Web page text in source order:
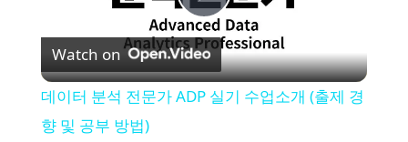
P
l
Watch on
데이터 분석 전문가 ADP 실기 수업소개 (출제 경
향 및 공부 방법)